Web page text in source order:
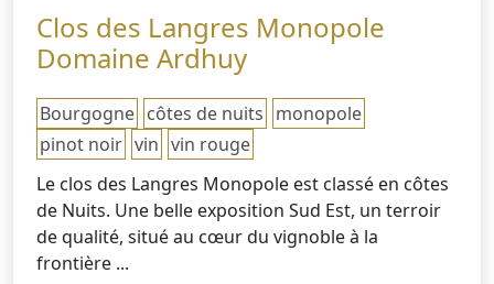
Clos des Langres Monopole
Domaine Ardhuy
Bourgogne côtes de nuits monopole
pinot noir vin vin rouge
Le clos des Langres Monopole est classé en côtes
de Nuits. Une belle exposition Sud Est, un terroir
de qualité, situé au cœur du vignoble à la
frontière ...